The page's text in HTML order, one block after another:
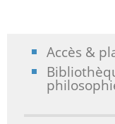
Accès &